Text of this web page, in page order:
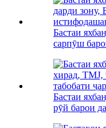
Бастаи
сарпӯш
Бастаи
рӯй барои